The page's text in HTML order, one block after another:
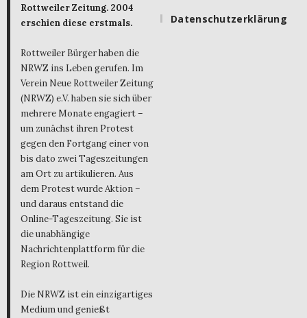
Rottweiler Zeitung. 2004
erschien diese erstmals.
Rottweiler Bürger haben die
NRWZ ins Leben gerufen. Im
Verein Neue Rottweiler Zeitung
(NRWZ) e.V. haben sie sich über
mehrere Monate engagiert –
um zunächst ihren Protest
gegen den Fortgang einer von
bis dato zwei Tageszeitungen
am Ort zu artikulieren. Aus
dem Protest wurde Aktion –
und daraus entstand die
Online-Tageszeitung. Sie ist
die unabhängige
Nachrichtenplattform für die
Region Rottweil.
Die NRWZ ist ein einzigartiges
Medium und genießt
Datenschutzerklärung